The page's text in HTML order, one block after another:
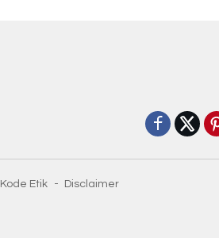
Kode Etik
Disclaimer